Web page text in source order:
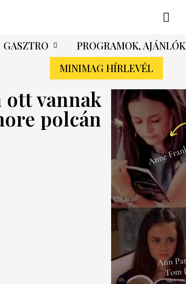
GASZTRO PROGRAMOK, AJÁNLÓK
MINIMAG HÍRLEVÉL
ott vannak
polcán